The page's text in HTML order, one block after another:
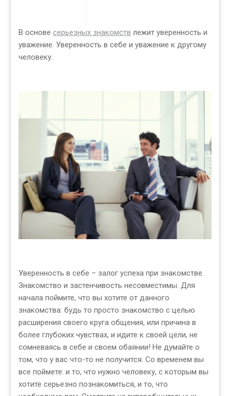
В основе серьезных знакомств лежит уверенность и
уважение. Уверенность в себе и уважение к другому
человеку.
Уверенность в себе – залог успеха при знакомстве.
Знакомство и застенчивость несовместимы. Для
начала поймите, что вы хотите от данного
знакомства: будь то просто знакомство с целью
расширения своего круга общения, или причина в
более глубоких чувствах, и идите к своей цели, не
сомневаясь в себе и своем обаянии! Не думайте о
том, что у вас что-то не получится. Со временем вы
все поймете: и то, что нужно человеку, с которым вы
хотите серьезно познакомиться, и то, что